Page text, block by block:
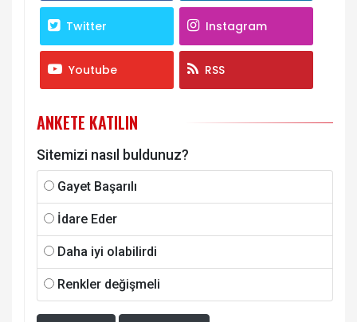
Twitter Instagram
Youtube RSS
ANKETE KATILIN
Sitemizi nasıl buldunuz?
Gayet Başarılı
İdare Eder
Daha iyi olabilirdi
Renkler değişmeli